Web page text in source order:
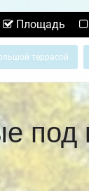
Площадь
террасой